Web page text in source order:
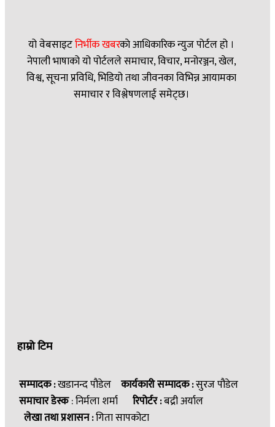
यो वेबसाइटनिर्भीक खबरकाे आधिकारिक न्युज पोर्टल हो ।
नेपाली भाषाको यो पोर्टलले समाचार, विचार, मनोरञ्जन, खेल,
विश्व, सूचना प्रविधि, भिडियो तथा जीवनका विभिन्न आयामका
समाचार र विश्लेषणलाई समेट्छ।
हाम्रो टिम
सम्पादक :खडानन्द पौडेल कार्यकारी सम्पादक :सुरज पौडेल
समाचार डेस्क: निर्मला शर्मा रिपोर्टर :बद्री अर्याल
लेखा तथा प्रशासन :गिता सापकोटा